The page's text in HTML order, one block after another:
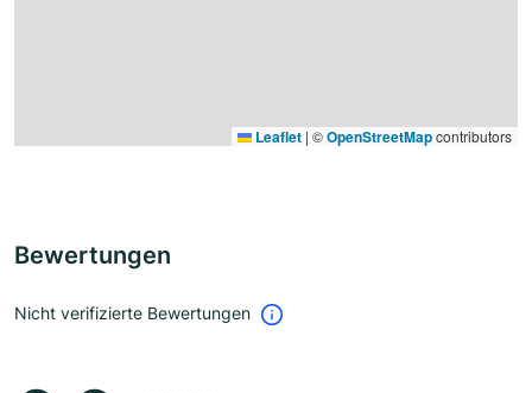
Leaflet | ©OpenStreetMapcontributors
Bewertungen
Nicht verifizierte Bewertungen